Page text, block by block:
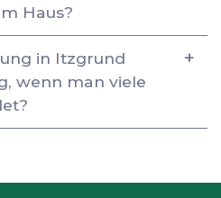
Haus?
in Itzgrund
wenn man viele